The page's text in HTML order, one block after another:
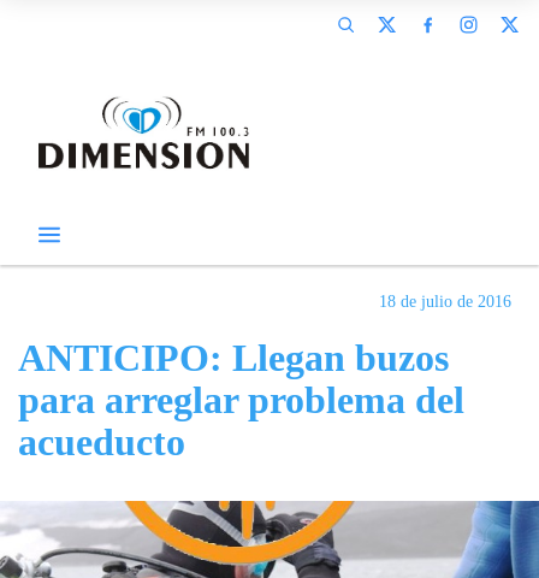
18 de julio de 2016
ANTICIPO: Llegan buzos
para arreglar problema del
acueducto